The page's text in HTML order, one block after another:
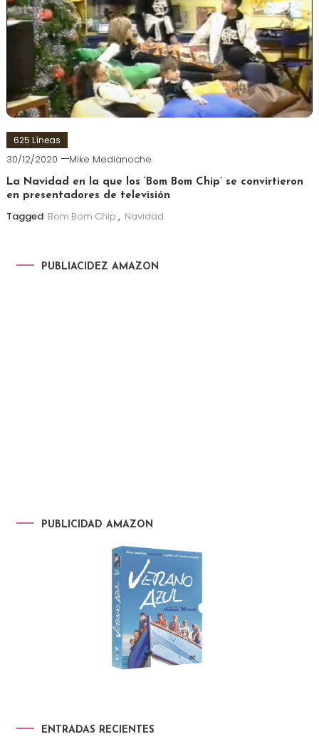
625 Líneas
30/12/2020 Mike Medianoche
La Navidad en la que los ‘Bom Bom Chip’ se convirtieron
en presentadores de televisión
Tagged Bom Bom Chip , Navidad
PUBLIACIDEZ AMAZON
PUBLICIDAD AMAZON
ENTRADAS RECIENTES